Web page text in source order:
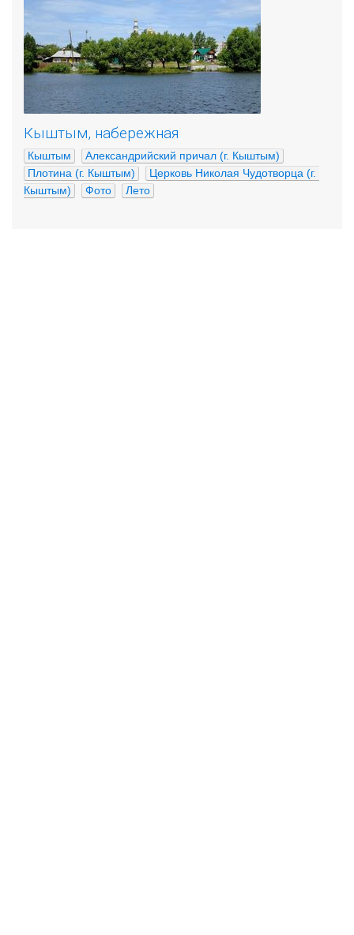
Кыштым, набережная
Кыштым
Александрийский причал (г. Кыштым)
Плотина (г. Кыштым)
Церковь Николая Чудотворца (г.
Кыштым)
Фото Лето